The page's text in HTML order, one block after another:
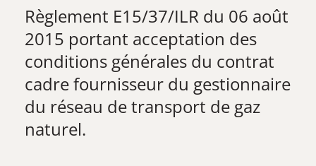
Règlement E15/37/ILR du 06 août
2015 ​portant acceptation des
conditions générales du contrat
cadre fournisseur du gestionnaire
du réseau de transport de gaz
naturel.